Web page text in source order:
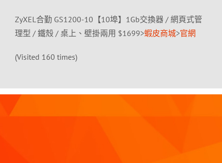
ZyXEL合勤 GS1200-10【10埠】1Gb交換器 / 網頁式管
理型 / 鐵殼 / 桌上、壁掛兩用 $1699>蝦皮商城>官網
(Visited 160 times)